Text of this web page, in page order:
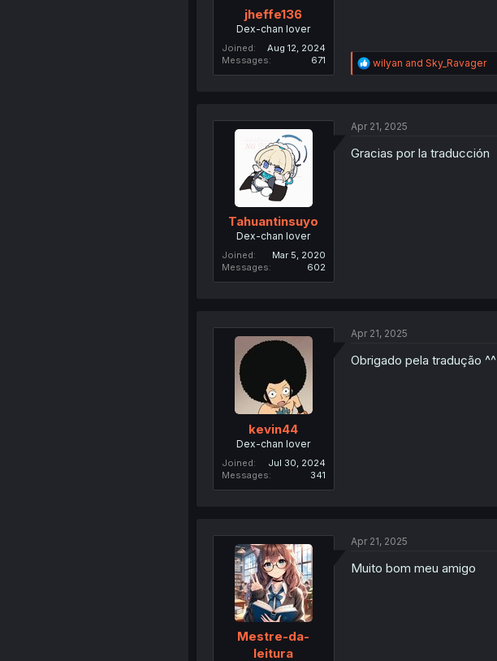
jheffe136
Dex-chan lover
Joined
Aug 12, 2024
Messages
671
R
e
i
n
wilyan and Sky_Ravager
Tahuantinsuyo
Dex-chan lover
Joined
Mar 5, 2020
Messages
602
Apr 21, 2025
Gracias por la traducción
kevin44
Dex-chan lover
Joined
Jul 30, 2024
Messages
341
Apr 21, 2025
Obrigado pela tradução ^^
Mestre-da-
leitura
Apr 21, 2025
Muito bom meu amigo